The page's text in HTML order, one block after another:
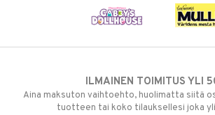
ILMAINEN TOIMITUS YLI
Aina maksuton vaihtoehto, huolimatta siitä
tuotteen tai koko tilauksellesi joka